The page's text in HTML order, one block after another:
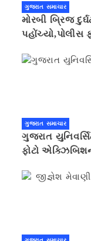
ગુજરાત સમાચાર
મોરબી બ્રિજ
પહોંચ્યો,પોલીસ
ગુજરાત સમાચાર
ગુજરાત
ફોટો